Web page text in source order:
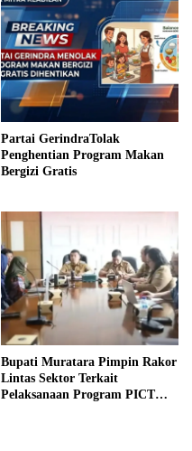
Partai GerindraTolak
Penghentian Program Makan
Bergizi Gratis
Bupati Muratara Pimpin Rakor
Lintas Sektor Terkait
Pelaksanaan Program PICT